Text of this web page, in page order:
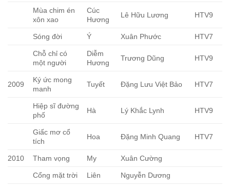
Mùa chim én
xôn xao
Cúc
Hương
Lê Hữu Lương HTV9
Sóng đời Ý Xuân Phước HTV7
Chỗ chỉ có
một người
Diễm
Hương
Trương Dũng HTV9
2009
Ký ức mong
manh
Tuyết Đặng Lưu Việt Bảo HTV7
Hiệp sĩ đường
phố
Hà Lý Khắc Lynh HTV9
Giấc mơ cổ
tích
Hoa Đặng Minh Quang HTV7
2010 Tham vọng My Xuân Cường
Cổng mặt trời Liên Nguyễn Dương